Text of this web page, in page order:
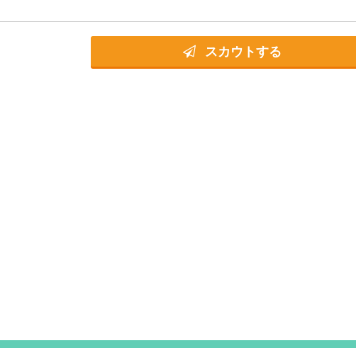
スカウトする